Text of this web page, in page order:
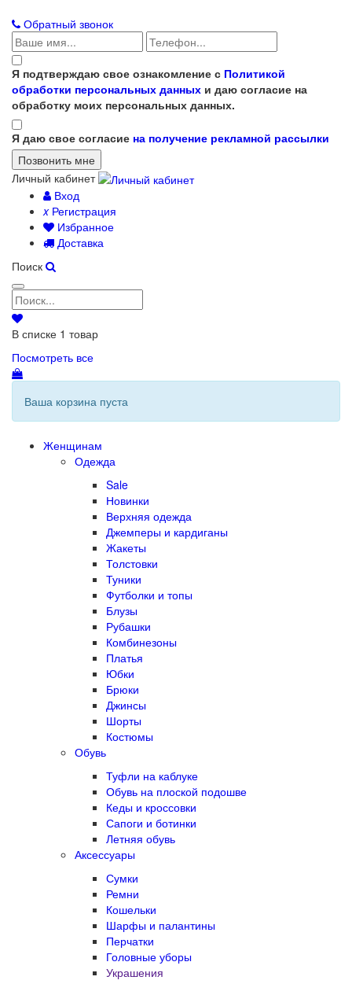
Обратный звонок
Я подтверждаю свое ознакомление с Политикой
обработки персональных данных и даю согласие на
обработку моих персональных данных.
Я даю свое согласие на получение рекламной рассылки
Личный кабинет
Вход
xРегистрация
Избранное
Доставка
Поиск
В списке 1 товар
Посмотреть все
Ваша корзина пуста
Женщинам
Одежда
Sale
Новинки
Верхняя одежда
Джемперы и кардиганы
Жакеты
Толстовки
Туники
Футболки и топы
Блузы
Рубашки
Комбинезоны
Платья
Юбки
Брюки
Джинсы
Шорты
Костюмы
Обувь
Туфли на каблуке
Обувь на плоской подошве
Кеды и кроссовки
Сапоги и ботинки
Летняя обувь
Аксессуары
Сумки
Ремни
Кошельки
Шарфы и палантины
Перчатки
Головные уборы
Украшения